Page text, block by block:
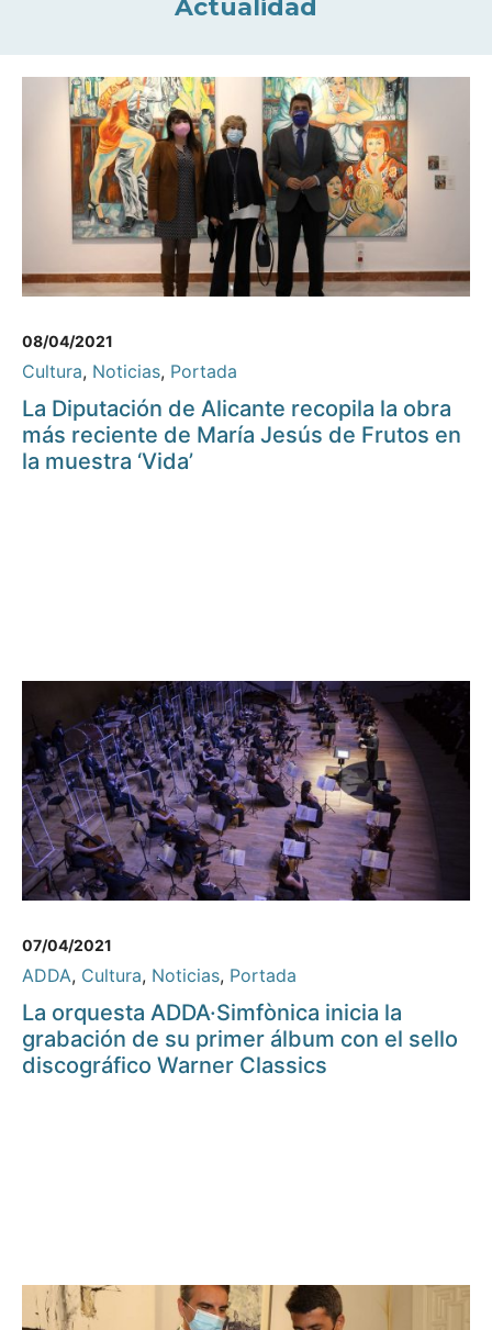
Actualidad
08/04/2021
Cultura, Noticias, Portada
La Diputación de Alicante recopila la obra
más reciente de María Jesús de Frutos en
la muestra ‘Vida’
07/04/2021
ADDA, Cultura, Noticias, Portada
La orquesta ADDA·Simfònica inicia la
grabación de su primer álbum con el sello
discográfico Warner Classics